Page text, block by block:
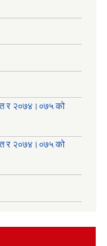
र २०७४।०७५ को
र २०७४।०७५ को